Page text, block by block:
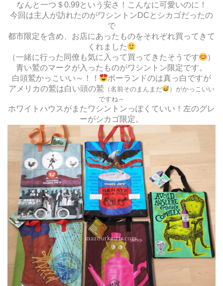
なんと一つ＄0.99という安さ！こんなに可愛いのに！
今回は主人が訪れたのがワシントンDCとシカゴだったの
で
都市限定を含め、お店にあったものをそれぞれ買ってきて
くれました
（一緒に行った同僚も気に入って買ってきたそうです
）
青い鷲のマークが入ったものがワシントン限定です。
白頭鷲かっこいい～！！
ポーランドのは真っ白ですが
アメリカの鷲は白い頭の鷲 （名前そのまんまだ
）がかっこいい
ですね～
ホワイトハウスがまたワシントンっぽくていい！左のグレ
ーがシカゴ限定。